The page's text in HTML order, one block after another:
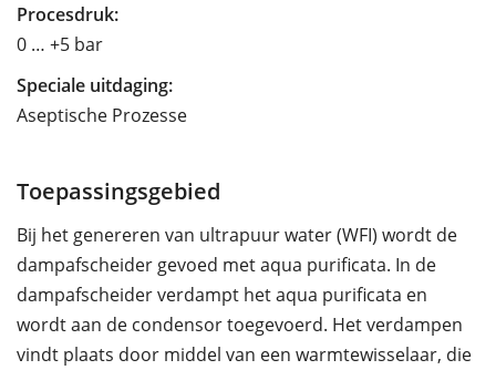
Procesdruk:
0 … +5 bar
Speciale uitdaging:
Aseptische Prozesse
Toepassingsgebied
Bij het genereren van ultrapuur water (WFI) wordt de
dampafscheider gevoed met aqua purificata. In de
dampafscheider verdampt het aqua purificata en
wordt aan de condensor toegevoerd. Het verdampen
vindt plaats door middel van een warmtewisselaar, die